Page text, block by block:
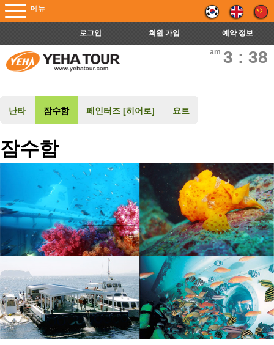
메뉴
로그인 회원 가입 예약 정보
am 3 : 38
난타 잠수함 페인터즈 [히어로] 요트
잠수함